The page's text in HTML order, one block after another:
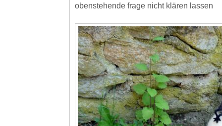
obenstehende frage nicht klären lassen